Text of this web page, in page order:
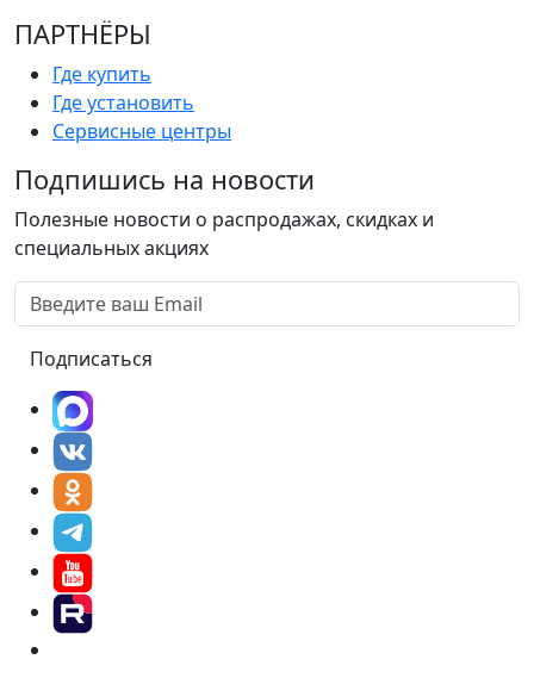
ПАРТНËРЫ
Где купить
Где установить
Сервисные центры
Подпишись на новости
Полезные новости о распродажах, скидках и
специальных акциях
Подписаться